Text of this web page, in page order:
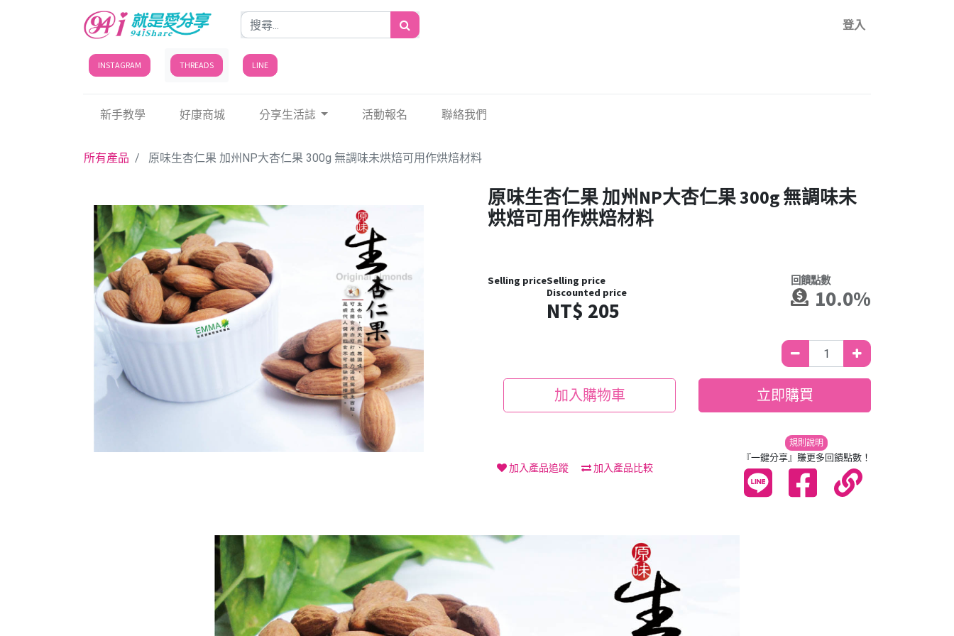
登入
INSTAGRAM THREADS LINE
新手教學 好康商城 分享生活誌 活動報名 聯絡我們
所有產品 原味生杏仁果 加州NP大杏仁果 300g 無調味未烘焙可用作烘焙材料
原味生杏仁果 加州NP大杏仁果 300g 無調味未
烘焙可用作烘焙材料
Selling priceSelling price
Discounted price
NT$ 205
回饋點數
10.0%
加入購物車 立即購買
加入產品追蹤 加入產品比較
規則說明
『一鍵分享』賺更多回饋點數！